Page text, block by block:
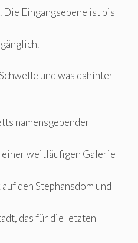
Eingangsebene ist bis
und was dahinter
namensgebender
einer weitläufigen Galerie
den Stephansdom und
das für die letzten